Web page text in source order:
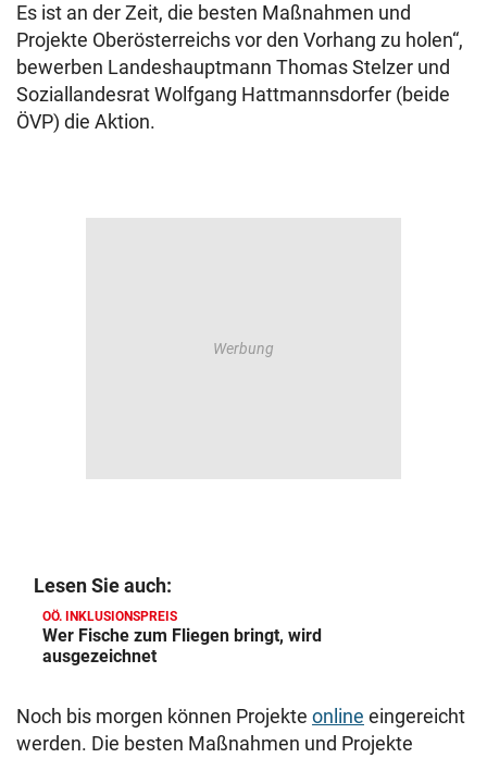
Es ist an der Zeit, die besten Maßnahmen und
Projekte Oberösterreichs vor den Vorhang zu holen“,
bewerben Landeshauptmann Thomas Stelzer und
Soziallandesrat Wolfgang Hattmannsdorfer (beide
ÖVP) die Aktion.
Lesen Sie auch:
OÖ. INKLUSIONSPREIS
Wer Fische zum Fliegen bringt, wird
ausgezeichnet
Noch bis morgen können Projekte online eingereicht
werden. Die besten Maßnahmen und Projekte